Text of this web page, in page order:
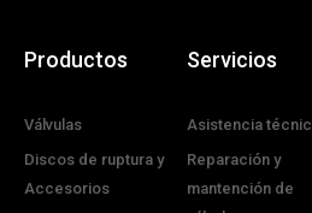
Productos
Válvulas
Discos de ruptura y
Accesorios
Servicios
Asistencia
Reparación y
mantención de